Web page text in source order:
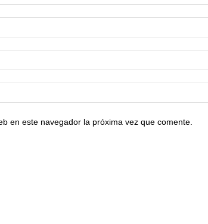
en este navegador la próxima vez que comente.